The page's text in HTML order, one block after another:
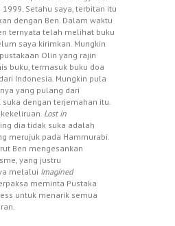
Setahu saya, terbitan itu
dengan Ben. Dalam waktu
ternyata telah melihat buku
saya kirimkan. Mungkin
Olin yang rajin
buku, termasuk buku doa
Indonesia. Mungkin pula
yang pulang dari
suka dengan terjemahan itu.
Lost in
dia tidak suka adalah
merujuk pada Hammurabi.
Ben mengesankan
yang justru
melalui Imagined
meminta Pustaka
untuk menarik semua